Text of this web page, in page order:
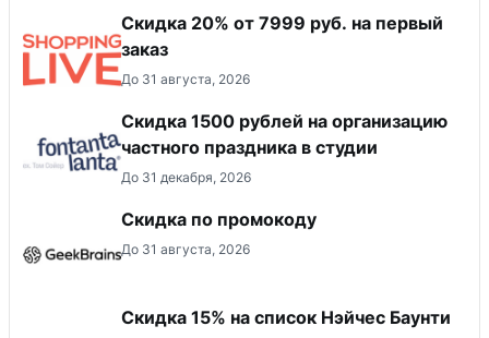
Скидка 20% от 7999 руб. на первый
заказ
До 31 августа, 2026
Cкидка 1500 рублей на организацию
частного праздника в студии
До 31 декабря, 2026
Скидка по промокоду
До 31 августа, 2026
Скидка 15% на список Нэйчес Баунти